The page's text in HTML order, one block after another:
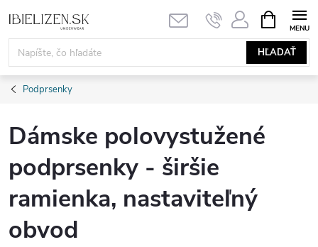
na
obsah
HĽADAŤ
KOŠÍK
Podprsenky
Dámske polovystužené
podprsenky - širšie
ramienka, nastaviteľný
obvod